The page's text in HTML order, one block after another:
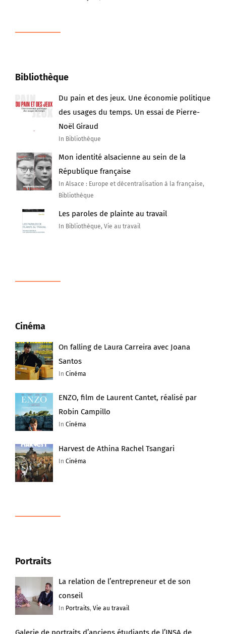
Bibliothèque
Du pain et des jeux. Une économie politique
des usages du temps. Un essai de Pierre-
Noël Giraud
In Bibliothèque
Mon identité alsacienne au sein de la
République française
In Alsace : Europe et décentralisation à la française,
Bibliothèque
Les paroles de plainte au travail
In Bibliothèque, Vie au travail
Cinéma
On falling de Laura Carreira avec Joana
Santos
InCinéma
ENZO, film de Laurent Cantet, réalisé par
Robin Campillo
InCinéma
Harvest de Athina Rachel Tsangari
InCinéma
Portraits
La relation de l’entrepreneur et de son
conseil
In Portraits,Vie au travail